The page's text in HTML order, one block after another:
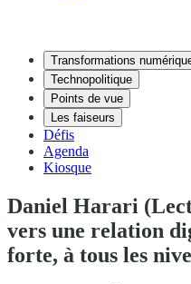
Transformations
Technopolitique
Points de vue
Les faiseurs
Défis
Agenda
Kiosque
Daniel Harari
vers une relation
forte, à tous les